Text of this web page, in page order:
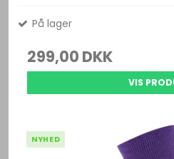
På lager
299,00 DKK
VIS
NYHED